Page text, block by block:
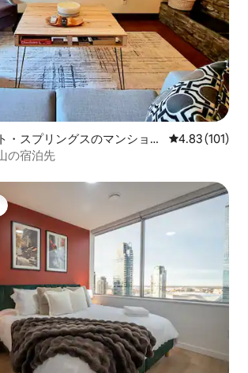
・スプリングスのマンショ
レビュー101
4.83 (101)
の宿泊先